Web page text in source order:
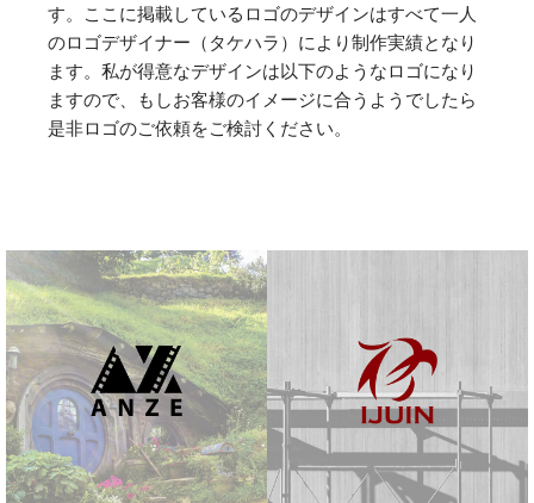
す。ここに掲載しているロゴのデザインはすべて一人
のロゴデザイナー（タケハラ）により制作実績となり
ます。私が得意なデザインは以下のようなロゴになり
ますので、もしお客様のイメージに合うようでしたら
是非ロゴのご依頼をご検討ください。